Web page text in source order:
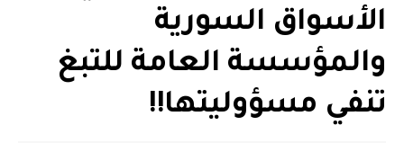
الأسواق السورية
والمؤسسة العامة للتبغ
تنفي مسؤوليتها!!